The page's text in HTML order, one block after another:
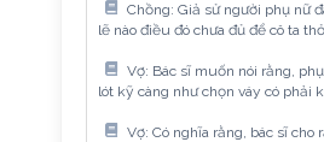
Chồng: Giả sử người phụ nữ
lẽ nào điều đó chưa đủ để cô ta
Vợ: Bác sĩ muốn nói rằng,
lót kỹ càng như chọn váy có phải
Vợ: Có nghĩa rằng, bác sĩ cho